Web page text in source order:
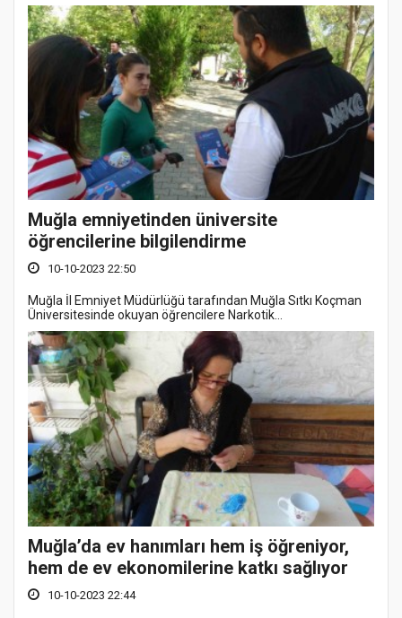
Muğla emniyetinden üniversite
öğrencilerine bilgilendirme
10-10-2023 22:50
Muğla İl Emniyet Müdürlüğü tarafından Muğla Sıtkı Koçman
Üniversitesinde okuyan öğrencilere Narkotik...
Muğla’da ev hanımları hem iş öğreniyor,
hem de ev ekonomilerine katkı sağlıyor
10-10-2023 22:44